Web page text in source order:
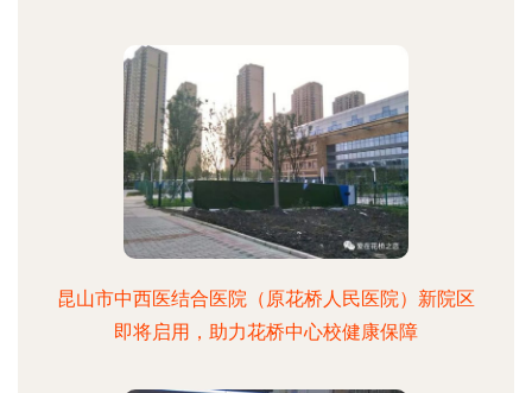
昆山市中西医结合医院（原花桥人民医院）新院区
即将启用，助力花桥中心校健康保障